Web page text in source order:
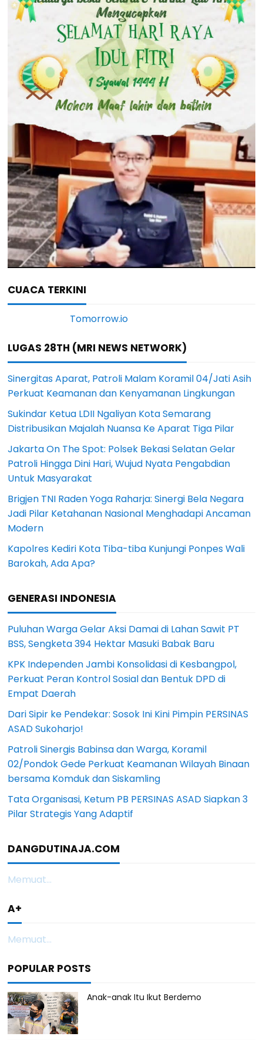
CUACA TERKINI
LUGAS 28TH (MRI NEWS NETWORK)
Sinergitas Aparat, Patroli Malam Koramil 04/Jati Asih
Perkuat Keamanan dan Kenyamanan Lingkungan
Sukindar Ketua LDII Ngaliyan Kota Semarang
Distribusikan Majalah Nuansa Ke Aparat Tiga Pilar
Jakarta On The Spot: Polsek Bekasi Selatan Gelar
Patroli Hingga Dini Hari, Wujud Nyata Pengabdian
Untuk Masyarakat
Brigjen TNI Raden Yoga Raharja: Sinergi Bela Negara
Jadi Pilar Ketahanan Nasional Menghadapi Ancaman
Modern
Kapolres Kediri Kota Tiba-tiba Kunjungi Ponpes Wali
Barokah, Ada Apa?
GENERASI INDONESIA
Puluhan Warga Gelar Aksi Damai di Lahan Sawit PT
BSS, Sengketa 394 Hektar Masuki Babak Baru
KPK Independen Jambi Konsolidasi di Kesbangpol,
Perkuat Peran Kontrol Sosial dan Bentuk DPD di
Empat Daerah
Dari Sipir ke Pendekar: Sosok Ini Kini Pimpin PERSINAS
ASAD Sukoharjo!
Patroli Sinergis Babinsa dan Warga, Koramil
02/Pondok Gede Perkuat Keamanan Wilayah Binaan
bersama Komduk dan Siskamling
Tata Organisasi, Ketum PB PERSINAS ASAD Siapkan 3
Pilar Strategis Yang Adaptif
DANGDUTINAJA.COM
Memuat...
A+
Memuat...
POPULAR POSTS
Anak-anak Itu Ikut Berdemo